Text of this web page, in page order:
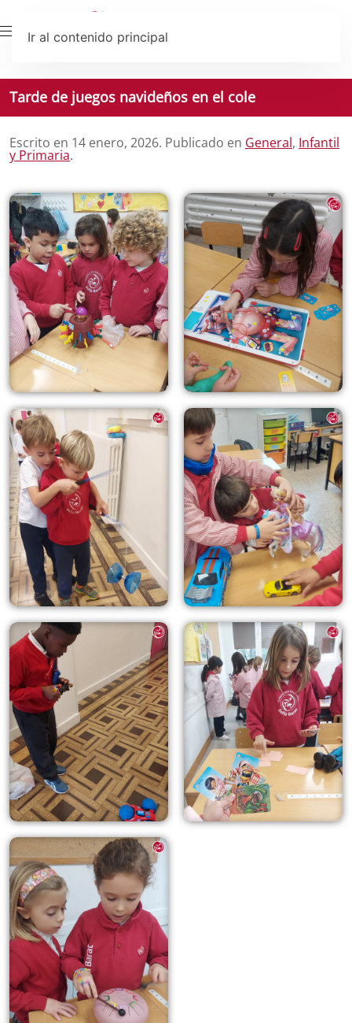
Ir al contenido principal
Tarde de juegos navideños en el cole
Escrito en 14 enero, 2026. Publicado en General, Infantil
y Primaria.